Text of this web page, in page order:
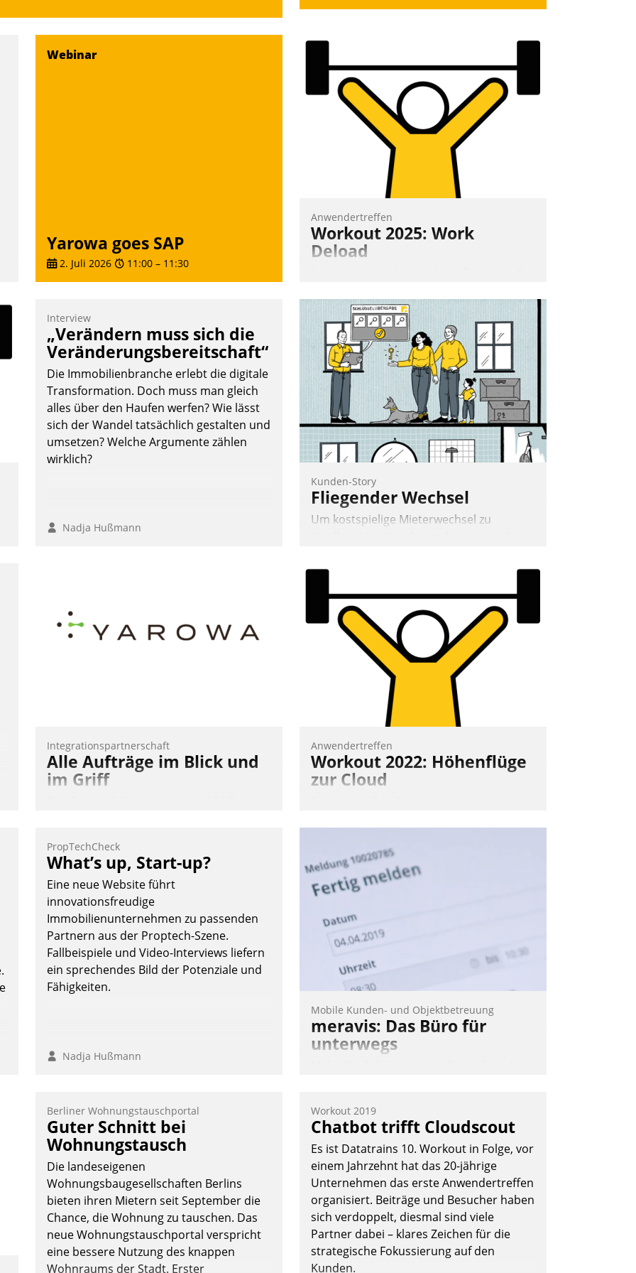
Webinar
Yarowa goes SAP
2. Juli 2026 11:00 – 11:30
Anwendertreffen
Workout 2025: Work
Deload
Kunden- und Partnerkreis statt. Zentrale
Frage: Wie lassen sich Mammutprojekte
meistern und Workloads wuppen – bei
zunehmend anspruchsvollen Aufgaben
und abnehmendem Nachwuchs?
Nadja Hußmann
Interview
„Verändern muss sich die
Veränderungsbereitschaft“
Die Immobilienbranche erlebt die digitale
Transformation. Doch muss man gleich
alles über den Haufen werfen? Wie lässt
sich der Wandel tatsächlich gestalten und
umsetzen? Welche Argumente zählen
wirklich?
Nadja Hußmann
Kunden-Story
Fliegender Wechsel
Um kostspielige Mieterwechsel zu
vernetzen, nutzt die Berliner Gewobag
und Eingriff bietende Lösung. Zur
Entwicklung setzte man auf
Cloudtechnologie, bewährte und Startup-
Partner sowie erstmals agile
Projektmethoden.
Nadja Hußmann
Integrationspartnerschaft
Alle Aufträge im Blick und
im Griff
und Verwaltung von Aufträgen der
operativen Instandhaltung in die SAP-
Systemlandschaft deutscher
Wohnungsunternehmen – und
beschleunigt damit den Weg vom
Mieteranliegen zum Dienstleisterauftrag.
Nadja Hußmann
Anwendertreffen
Workout 2022: Höhenflüge
zur Cloud
Teilnehmer kurzweilige Einblicke in
innovative Cloud-Strategien und -
Lösungen mit hohem Zukunftspotenzial.
PropTechCheck
What’s up, Start-up?
Eine neue Website führt
innovationsfreudige
Immobilienunternehmen zu passenden
Partnern aus der Proptech-Szene.
Fallbeispiele und Video-Interviews liefern
ein sprechendes Bild der Potenziale und
Fähigkeiten.
Nadja Hußmann
Mobile Kunden- und Objektbetreuung
meravis: Das Büro für
unterwegs
Mitarbeiter von Datatrain. Die meravis
Wohnungsbau- und Immobilien GmbH
hat sich dabei für den Betrieb der Lösung
über die SAP Cloud Platform entschieden
- als erstes Unternehmen am
Wohnungsmarkt.
Andreas Lerchner
Berliner Wohnungstauschportal
Guter Schnitt bei
Wohnungstausch
Die landeseigenen
Wohnungsbaugesellschaften Berlins
bieten ihren Mietern seit September die
Chance, die Wohnung zu tauschen. Das
neue Wohnungstauschportal verspricht
eine bessere Nutzung des knappen
Wohnraums der Stadt. Erster
Workout 2019
Chatbot trifft Cloudscout
Es ist Datatrains 10. Workout in Folge, vor
einem Jahrzehnt hat das 20-jährige
Unternehmen das erste Anwendertreffen
organisiert. Beiträge und Besucher haben
sich verdoppelt, diesmal sind viele
Partner dabei – klares Zeichen für die
strategische Fokussierung auf den
Kunden.